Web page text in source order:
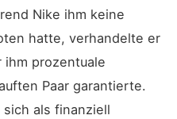
Nike ihm keine
hatte, verhandelte er
ihm prozentuale
Paar garantierte.
als finanziell